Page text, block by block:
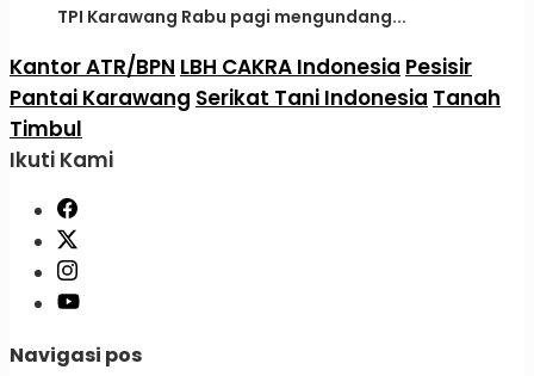
TPI Karawang Rabu pagi mengundang...
Kantor ATR/BPN LBH CAKRA Indonesia Pesisir
Pantai Karawang Serikat Tani Indonesia Tanah
Timbul
Ikuti Kami
Navigasi pos